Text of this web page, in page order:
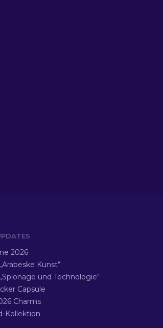
2026
Kunst“
und Technologie“
Capsule
Charms
Kollektion